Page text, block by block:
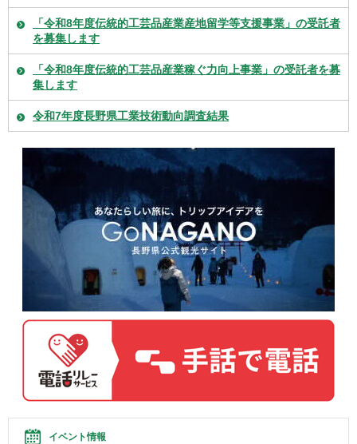
「令和8年度伝統的工芸品産業産地留学等支援事業」の受託者
を募集します
「令和8年度伝統的工芸品産業稼ぐ力向上事業」の受託者を募
集します
令和7年度長野県工業技術動向調査結果
イベント情報